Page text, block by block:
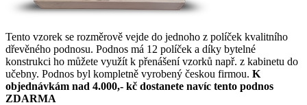
Tento vzorek se rozměrově vejde do jednoho z políček kvalitního
dřevěného podnosu. Podnos má 12 políček a díky bytelné
konstrukci ho můžete využít k přenášení vzorků např. z kabinetu do
učebny. Podnos byl kompletně vyrobený českou firmou. K
objednávkám nad 4.000,- kč dostanete navíc tento podnos
ZDARMA